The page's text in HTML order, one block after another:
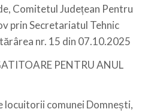
Comitetul Județean Pentru
prin Secretariatul Tehnic
nr. 15 din 07.10.2025
PENTRU ANUL
comunei Domnești,